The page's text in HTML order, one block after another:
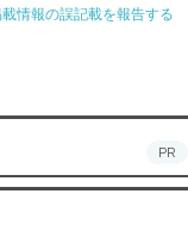
情報の誤記載を報告する
PR